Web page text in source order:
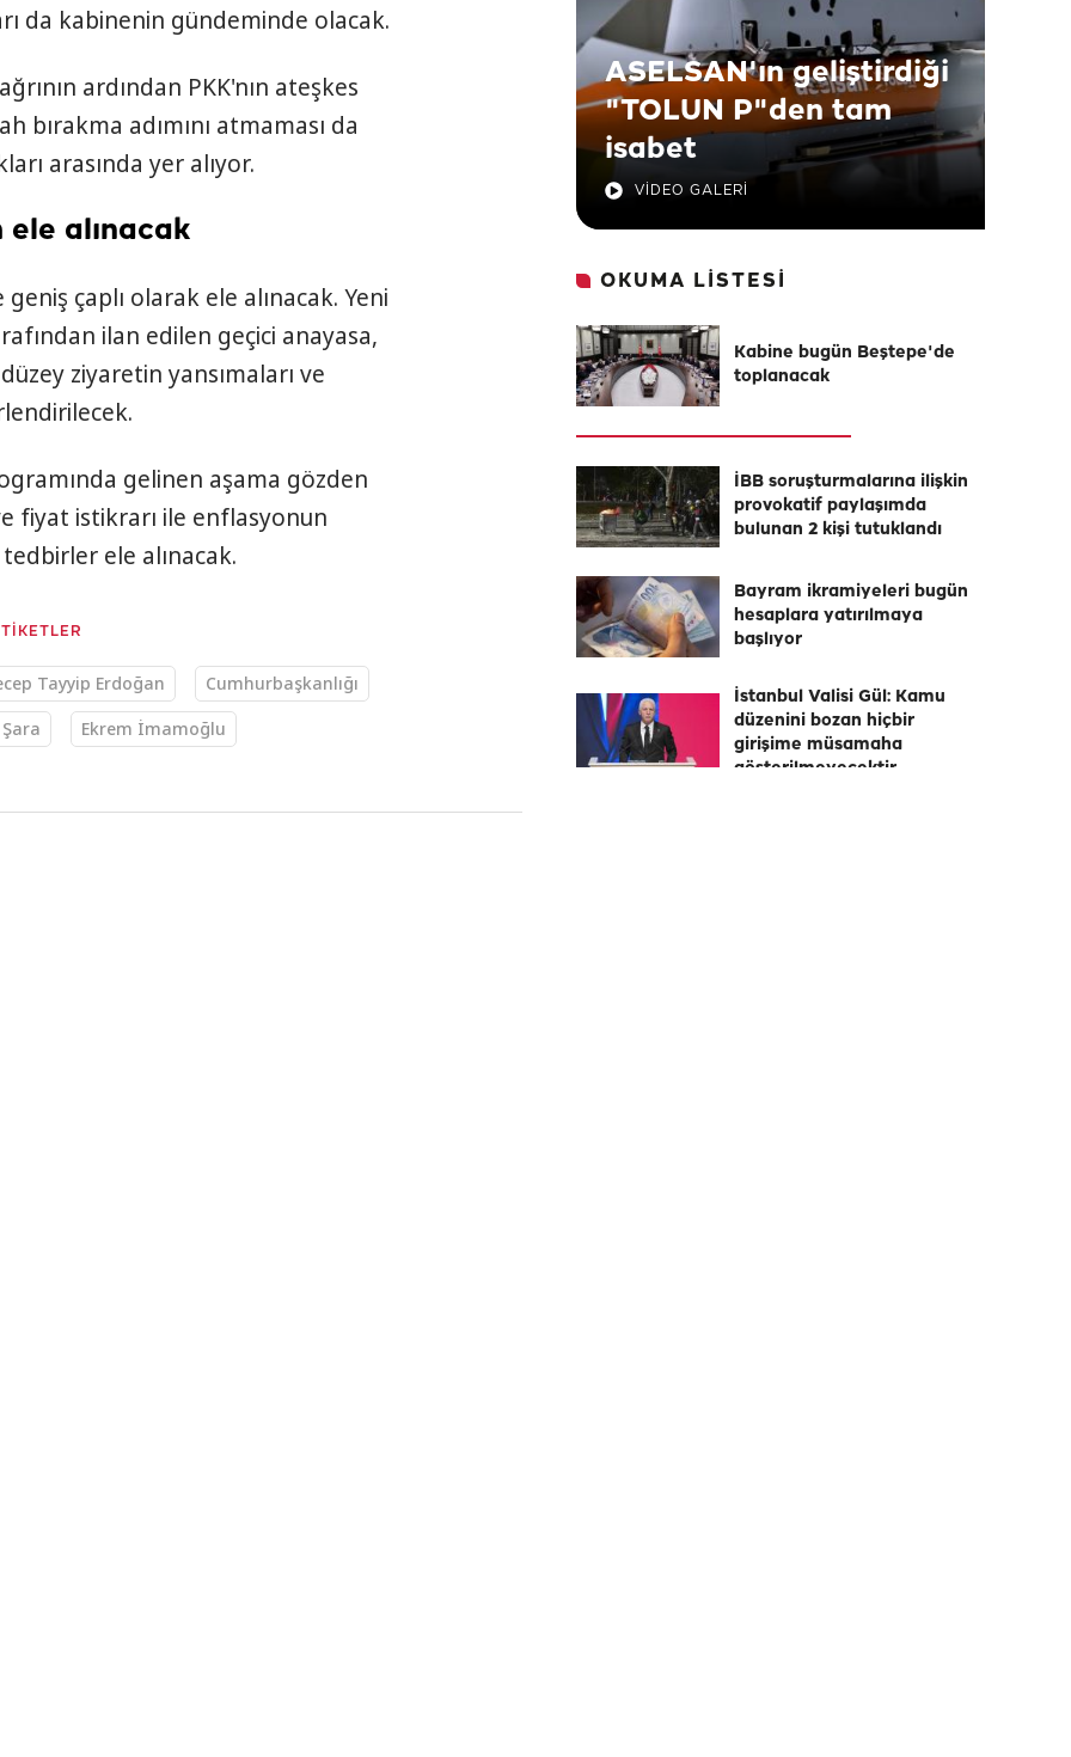
da kabinenin gündeminde olacak.
ardından PKK'nın ateşkes
bırakma adımını atmaması da
arasında yer alıyor.
alınacak
geniş çaplı olarak ele alınacak. Yeni
ilan edilen geçici anayasa,
ziyaretin yansımaları ve
gelinen aşama gözden
fiyat istikrarı ile enflasyonun
ele alınacak.
Tayyip Erdoğan
Cumhurbaşkanlığı
Ekrem İmamoğlu
ASELSAN'ın geliştirdiği
"TOLUN P"den tam
isabet
VİDEO GALERİ
OKUMA LİSTESİ
Kabine bugün Beştepe'de
toplanacak
İBB soruşturmalarına ilişkin
provokatif paylaşımda
bulunan 2 kişi tutuklandı
Bayram ikramiyeleri bugün
hesaplara yatırılmaya
başlıyor
İstanbul Valisi Gül: Kamu
düzenini bozan hiçbir
girişime müsamaha
gösterilmeyecektir